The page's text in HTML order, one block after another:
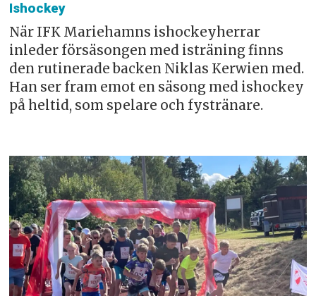
Ishockey
När IFK Mariehamns ishockeyherrar
inleder försäsongen med isträning finns
den rutinerade backen Niklas Kerwien med.
Han ser fram emot en säsong med ishockey
på heltid, som spelare och fystränare.